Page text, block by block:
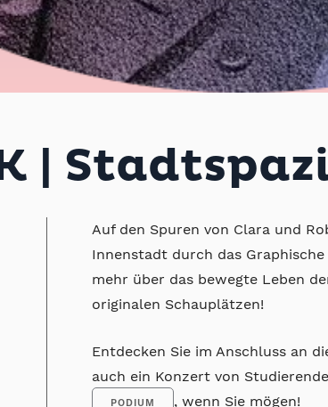
|
Auf den Spuren von Clara und
Innenstadt durch das
mehr über das bewegte Leben
originalen Schauplätzen!
Entdecken Sie im Anschluss an
auch ein Konzert von
PODIUM , wenn Sie mögen!